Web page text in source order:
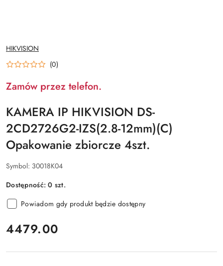
NAZWA
PRODUCENTA:
HIKVISION
(0)
Zamów przez telefon.
KAMERA IP HIKVISION DS-
2CD2726G2-IZS(2.8-12mm)(C)
Opakowanie zbiorcze 4szt.
Symbol: 30018K04
Dostępność:0 szt.
Powiadom gdy produkt będzie dostępny
cena:
4479.00